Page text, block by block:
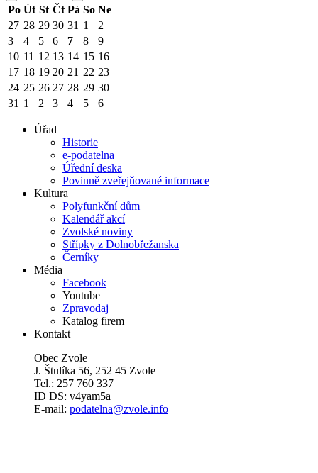
Po Út St Čt Pá So Ne
27 28 29 30 31 1
2
3
4 5 6 7 8
9
10 11 12 13 14 15 16
17 18 19 20 21 22 23
24 25 26 27 28 29 30
31 1 2 3 4 5 6
Úřad
Historie
e-podatelna
Úřední deska
Povinně zveřejňované informace
Kultura
Polyfunkční dům
Kalendář akcí
Zvolské noviny
Střípky z Dolnobřežanska
Černíky
Média
Facebook
Youtube
Zpravodaj
Katalog firem
Kontakt
Obec Zvole
J. Štulíka 56, 252 45 Zvole
Tel.: 257 760 337
ID DS: v4yam5a
E-mail: podatelna@zvole.info